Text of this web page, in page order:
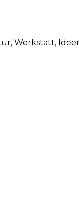
Werkstatt,